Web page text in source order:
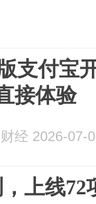
支付宝
接体验
经 2026-07-
上线72